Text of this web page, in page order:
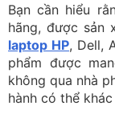
Bạn cần hiểu
hãng, được sản
laptop HP, Dell,
phẩm được
không qua nhà
hành có thể